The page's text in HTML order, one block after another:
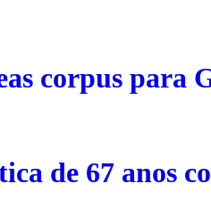
corpus para
de 67 anos